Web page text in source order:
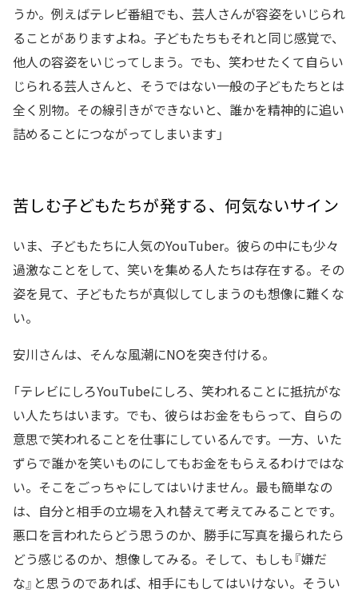
うか。例えばテレビ番組でも、芸人さんが容姿をいじられ
ることがありますよね。子どもたちもそれと同じ感覚で、
他人の容姿をいじってしまう。でも、笑わせたくて自らい
じられる芸人さんと、そうではない一般の子どもたちとは
全く別物。その線引きができないと、誰かを精神的に追い
詰めることにつながってしまいます」
苦しむ子どもたちが発する、何気ないサイン
いま、子どもたちに人気のYouTuber。彼らの中にも少々
過激なことをして、笑いを集める人たちは存在する。その
姿を見て、子どもたちが真似してしまうのも想像に難くな
い。
安川さんは、そんな風潮にNOを突き付ける。
「テレビにしろYouTubeにしろ、笑われることに抵抗がな
い人たちはいます。でも、彼らはお金をもらって、自らの
意思で笑われることを仕事にしているんです。一方、いた
ずらで誰かを笑いものにしてもお金をもらえるわけではな
い。そこをごっちゃにしてはいけません。最も簡単なの
は、自分と相手の立場を入れ替えて考えてみることです。
悪口を言われたらどう思うのか、勝手に写真を撮られたら
どう感じるのか、想像してみる。そして、もしも『嫌だ
な』と思うのであれば、相手にもしてはいけない。そうい